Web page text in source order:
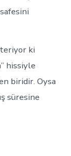
ki
hissiyle
biridir. Oysa
süresine